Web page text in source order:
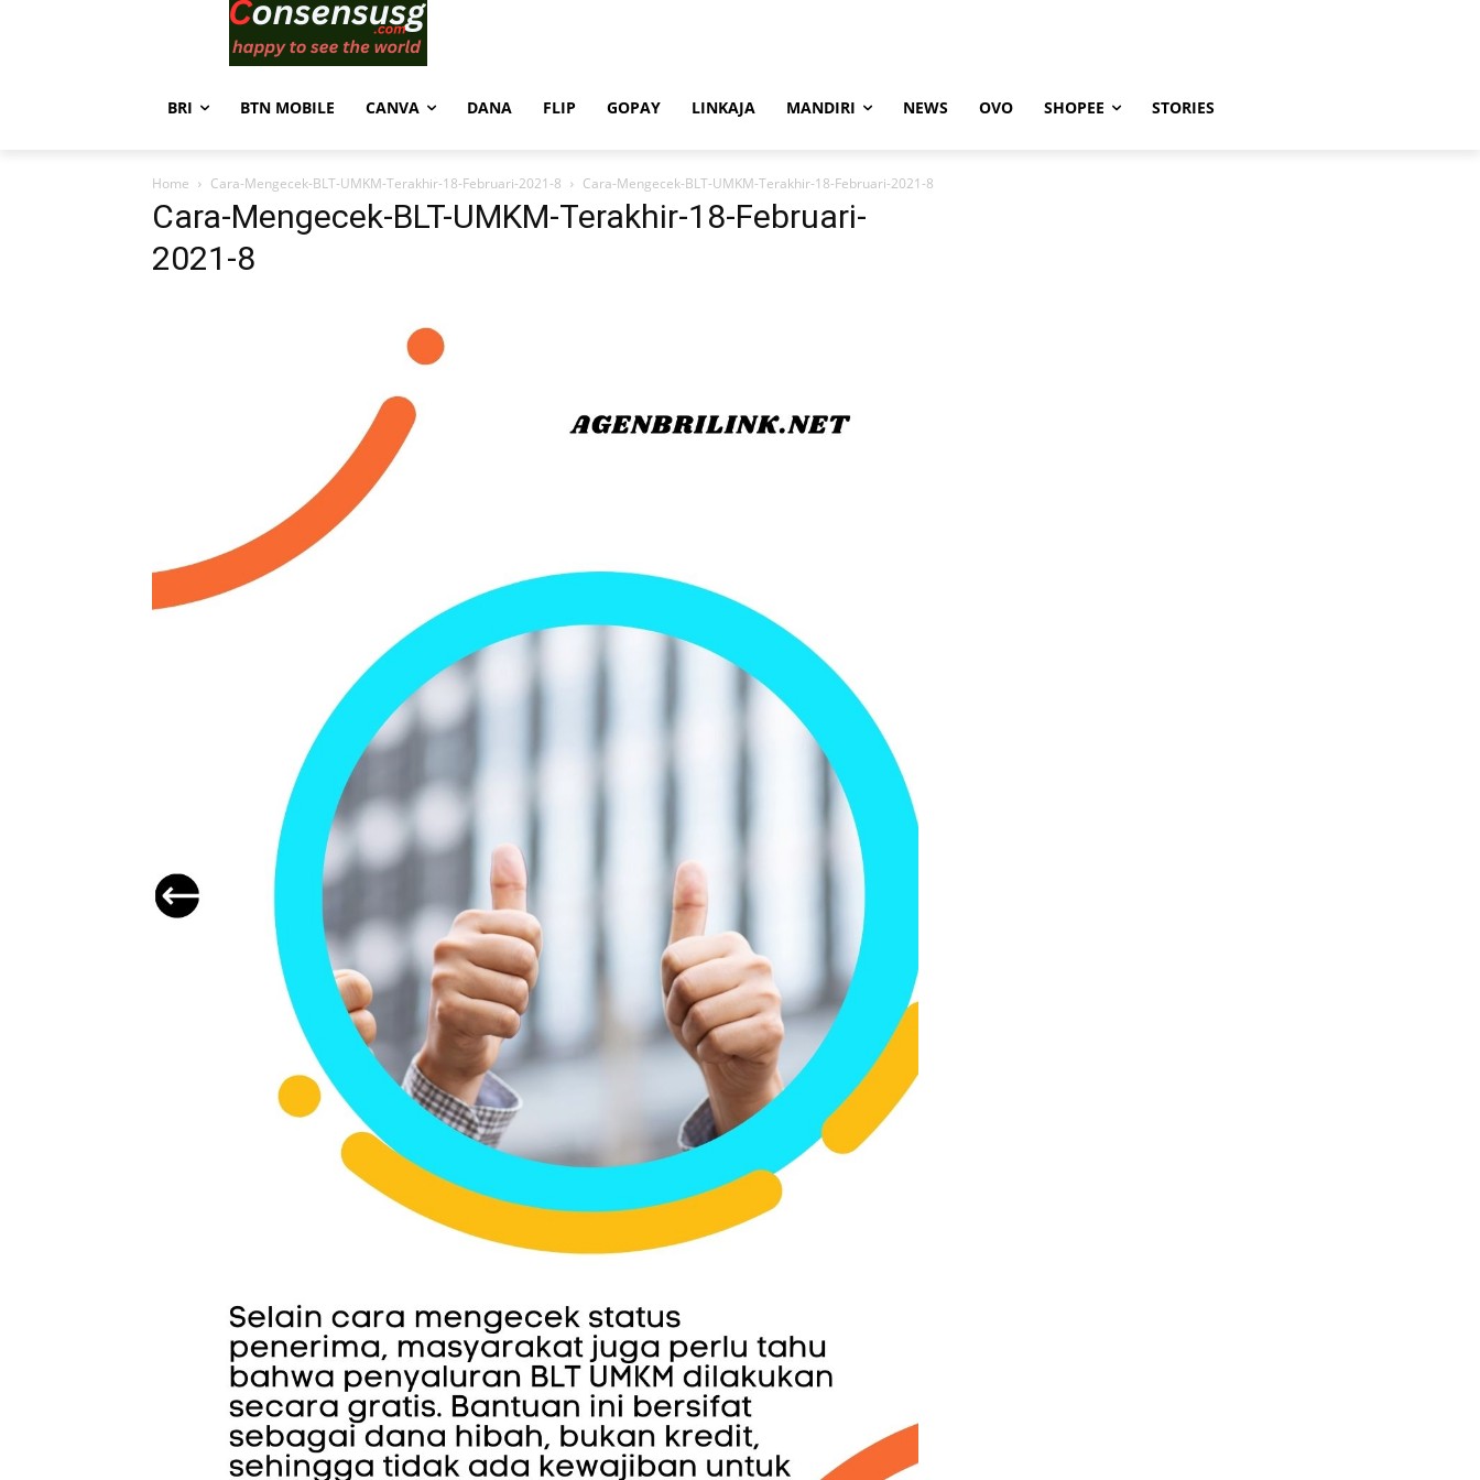
BRI BTN MOBILE CANVA DANA FLIP GOPAY LINKAJA MANDIRI NEWS OVO SHOPEE STORIES
Home Cara-Mengecek-BLT-UMKM-Terakhir-18-Februari-2021-8 Cara-Mengecek-BLT-UMKM-Terakhir-18-Februari-2021-8
Cara-Mengecek-BLT-UMKM-Terakhir-18-Februari-
2021-8